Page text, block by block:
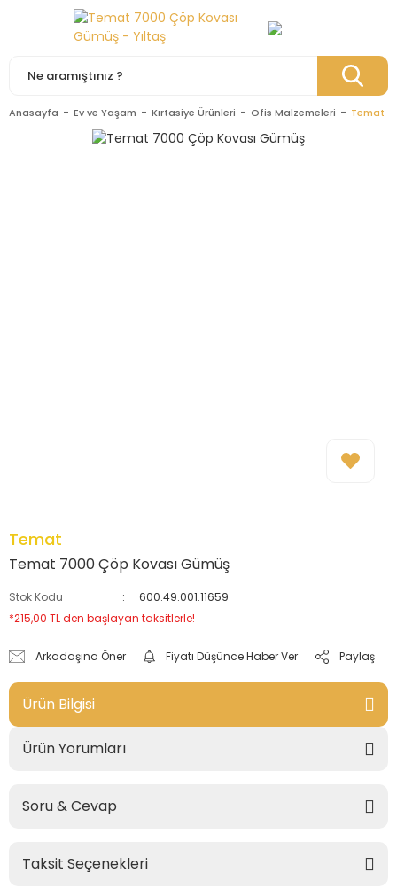
Anasayfa Ev ve Yaşam Kırtasiye Ürünleri Ofis Malzemeleri Temat
Temat
Temat 7000 Çöp Kovası Gümüş
Stok Kodu
600.49.001.11659
*215,00 TL den başlayan taksitlerle!
Arkadaşına Öner Fiyatı Düşünce Haber Ver Paylaş
Ürün Bilgisi
Ürün Yorumları
Soru & Cevap
Taksit Seçenekleri